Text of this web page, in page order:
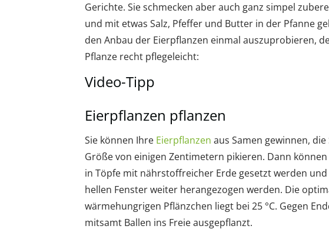
Gerichte. Sie schmecken aber auch ganz simpel
und mit etwas Salz, Pfeffer und Butter in der Pfanne
den Anbau der Eierpflanzen einmal auszuprobieren,
Pflanze recht pflegeleicht:
Video-Tipp
Eierpflanzen pflanzen
Sie können Ihre Eierpflanzen aus Samen gewinnen,
Größe von einigen Zentimetern pikieren. Dann
in Töpfe mit nährstoffreicher Erde gesetzt werden
hellen Fenster weiter herangezogen werden. Die
wärmehungrigen Pflänzchen liegt bei 25 °C. Gegen
mitsamt Ballen ins Freie ausgepflanzt.